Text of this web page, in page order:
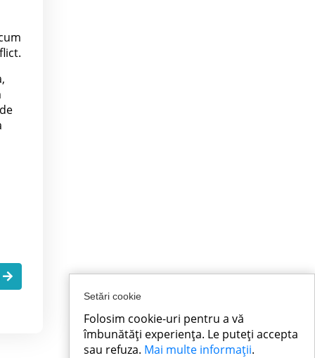
Setări cookie
Folosim cookie-uri pentru a vă
îmbunătăți experiența. Le puteți accepta
sau refuza. Mai multe informații.